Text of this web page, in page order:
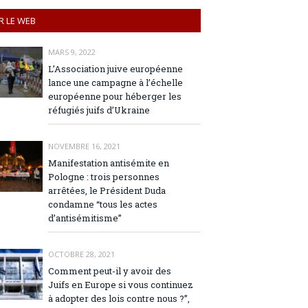
LE WEB
MARS 9, 2022
L’Association juive européenne
lance une campagne à l’échelle
européenne pour héberger les
réfugiés juifs d’Ukraine
NOVEMBRE 16, 2021
Manifestation antisémite en
Pologne : trois personnes
arrêtées, le Président Duda
condamne “tous les actes
d’antisémitisme”
OCTOBRE 28, 2021
Comment peut-il y avoir des
Juifs en Europe si vous continuez
à adopter des lois contre nous ?”,